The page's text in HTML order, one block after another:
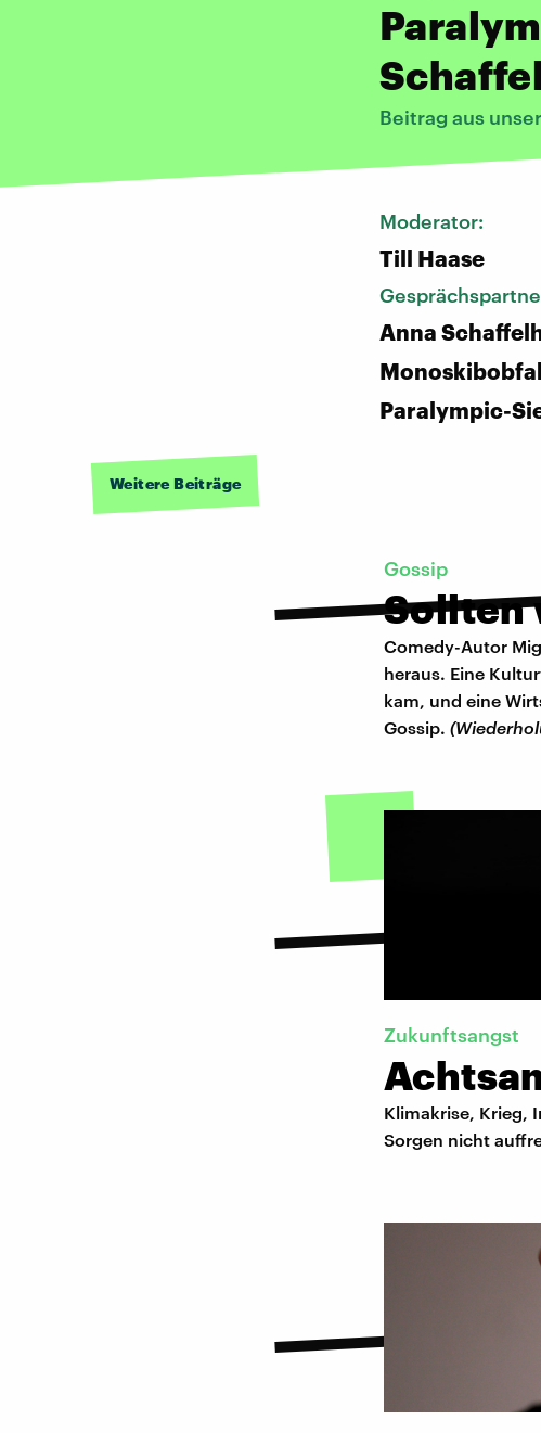
Beitrag aus
Moderator:
Till Haase
Anna
Paralympic-
Weitere Beiträge
Gossip
Sollten
Comedy-Autor
heraus. Eine
kam, und eine
Gossip.
Zukunftsangst
Klimakrise, Krieg,
Sorgen nicht